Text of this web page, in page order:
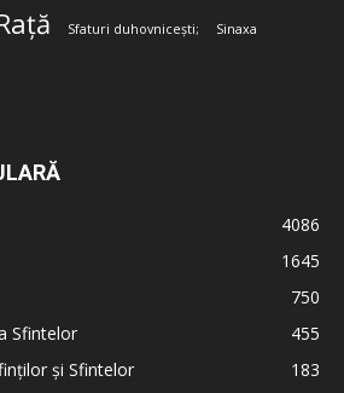
Sfaturi duhovnicești; Sinaxa
4086
1645
750
Sfintelor
455
și Sfintelor
183